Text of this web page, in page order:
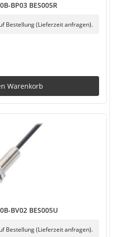
BP03 BES005R
Bestellung (Lieferzeit anfragen).
Warenkorb
BV02 BES005U
Bestellung (Lieferzeit anfragen).